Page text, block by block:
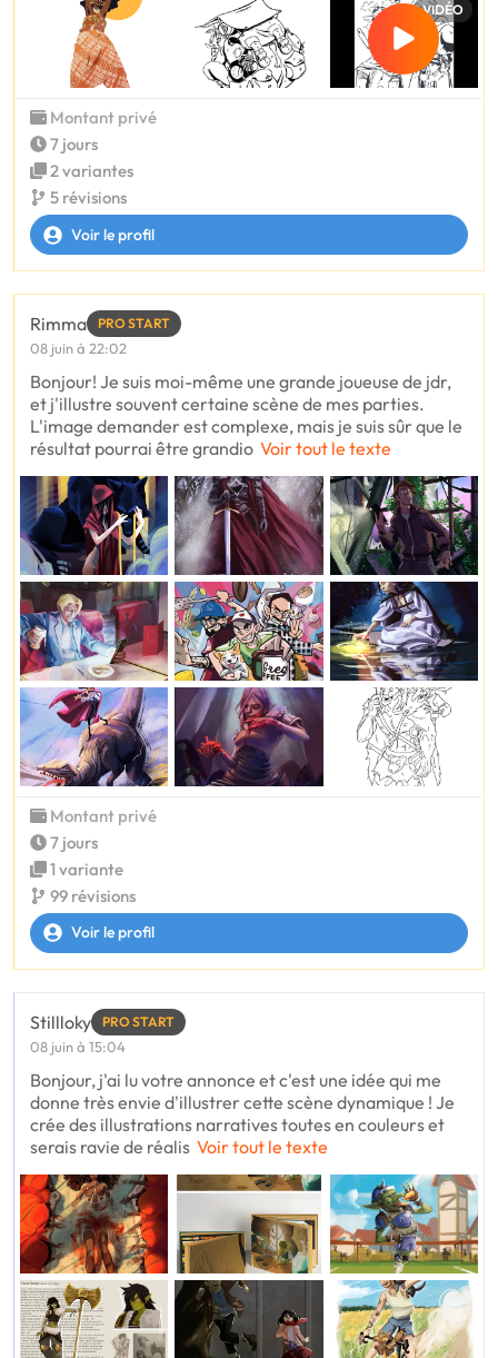
VIDÉO
Montant privé
7 jours
2 variantes
5 révisions
Voir le profil
Rimma PRO START
08 juin à 22:02
Bonjour! Je suis moi-même une grande joueuse de jdr,
et j'illustre souvent certaine scène de mes parties.
L'image demander est complexe, mais je suis sûr que le
résultat pourrai être grandio Voir tout le texte
Montant privé
7 jours
1 variante
99 révisions
Voir le profil
Stillloky PRO START
08 juin à 15:04
Bonjour, j'ai lu votre annonce et c'est une idée qui me
donne très envie d'illustrer cette scène dynamique ! Je
crée des illustrations narratives toutes en couleurs et
serais ravie de réalis Voir tout le texte